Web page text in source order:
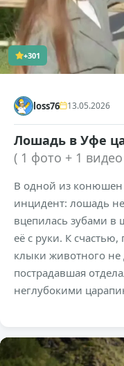
+301
loss76 13.05.2026
Лошадь в Уфе
( 1 фото + 1
В одной из
инцидент: лошадь
вцепилась зубами
её с руки. К
клыки животного не
пострадавшая
неглубокими